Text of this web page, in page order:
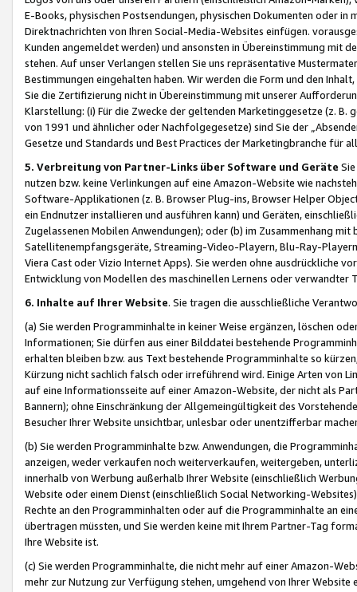
E-Books, physischen Postsendungen, physischen Dokumenten oder in
Direktnachrichten von Ihren Social-Media-Websites einfügen.
Kunden angemeldet werden) und ansonsten in Übereinstimmung mit
stehen. Auf unser Verlangen stellen Sie uns repräsentative
Bestimmungen eingehalten haben. Wir werden die Form und den
Sie die Zertifizierung nicht in Übereinstimmung mit unserer
Klarstellung: (i) Für die Zwecke der geltenden Marketinggesetze (z. B.
von 1991 und ähnlicher oder Nachfolgegesetze) sind Sie der
Gesetze und Standards und Best Practices der Marketingbranche für
5. Verbreitung von Partner-Links über Software und Geräte
nutzen bzw. keine Verlinkungen auf eine Amazon-Website wie
Software-Applikationen (z. B. Browser Plug-ins, Browser Helper
ein Endnutzer installieren und ausführen kann) und Geräten,
Zugelassenen Mobilen Anwendungen); oder (b) im Zusammenhang
Satellitenempfangsgeräte, Streaming-Video-Playern, Blu-Ray-
Viera Cast oder Vizio Internet Apps). Sie werden ohne ausdrückliche
Entwicklung von Modellen des maschinellen Lernens oder
6. Inhalte auf Ihrer Website. Sie tragen die ausschließliche
(a) Sie werden Programminhalte in keiner Weise ergänzen, löschen
Informationen; Sie dürfen aus einer Bilddatei bestehende
erhalten bleiben bzw. aus Text bestehende Programminhalte so
Kürzung nicht sachlich falsch oder irreführend wird. Einige Arten von
auf eine Informationsseite auf einer Amazon-Website, der nicht als
Bannern); ohne Einschränkung der Allgemeingültigkeit des
Besucher Ihrer Website unsichtbar, unlesbar oder unentzifferbar
(b) Sie werden Programminhalte bzw. Anwendungen, die
anzeigen, weder verkaufen noch weiterverkaufen, weitergeben,
innerhalb von Werbung außerhalb Ihrer Website (einschließlich
Website oder einem Dienst (einschließlich Social Networking-
Rechte an den Programminhalten oder auf die Programminhalte an
übertragen müssten, und Sie werden keine mit Ihrem Partner-Tag
Ihre Website ist.
(c) Sie werden Programminhalte, die nicht mehr auf einer Amazon-
mehr zur Nutzung zur Verfügung stehen, umgehend von Ihrer